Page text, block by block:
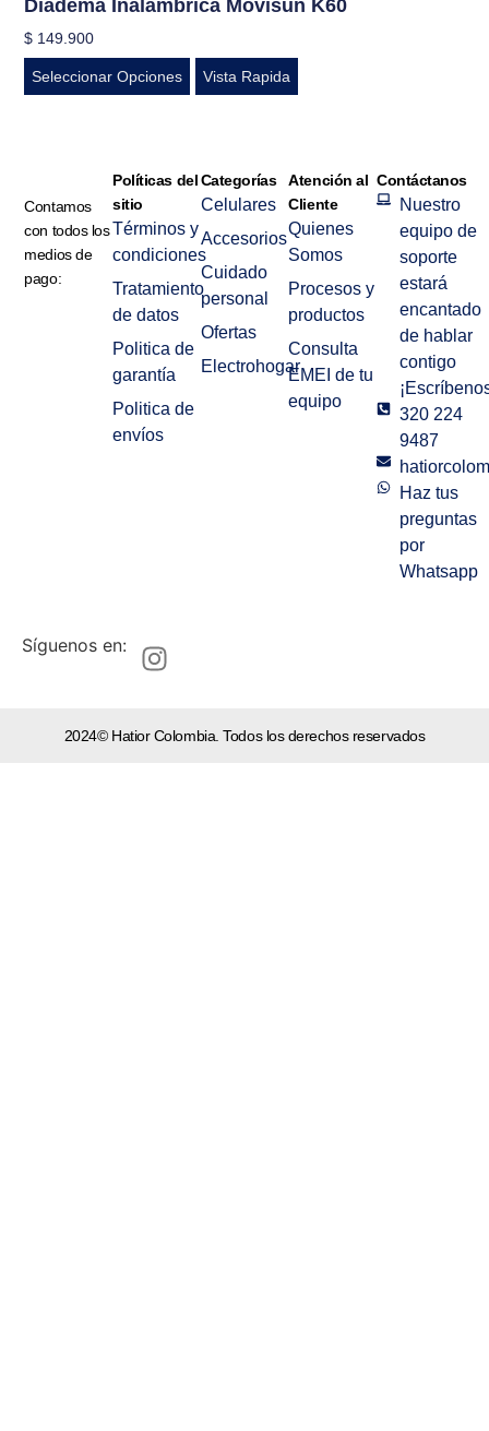
Diadema Inalámbrica Movisun K60
$ 149.900
Seleccionar Opciones Vista Rapida
Contamos
con todos los
medios de
pago:
Políticas del
sitio
Términos y
condiciones
Tratamiento
de datos
Politica de
garantía
Politica de
envíos
Categorías
Celulares
Accesorios
Cuidado
personal
Ofertas
Electrohogar
Atención al
Cliente
Quienes
Somos
Procesos y
productos
Consulta
EMEI de tu
equipo
Contáctanos
Nuestro
equipo de
soporte
estará
encantado
de hablar
contigo
320 224
9487
Haz tus
preguntas
por
Whatsapp
Síguenos en:
2024© Hatior Colombia. Todos los derechos reservados